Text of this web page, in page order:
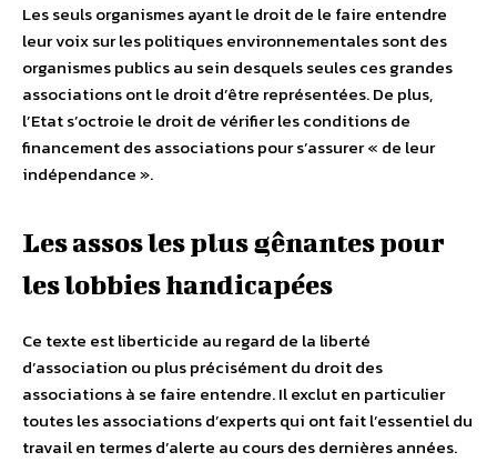
Les seuls organismes ayant le droit de le faire entendre
leur voix sur les politiques environnementales sont des
organismes publics au sein desquels seules ces grandes
associations ont le droit d’être représentées. De plus,
l’Etat s’octroie le droit de vérifier les conditions de
financement des associations pour s’assurer « de leur
indépendance ».
Les assos les plus gênantes pour
les lobbies handicapées
Ce texte est liberticide au regard de la liberté
d’association ou plus précisément du droit des
associations à se faire entendre. Il exclut en particulier
toutes les associations d’experts qui ont fait l’essentiel du
travail en termes d’alerte au cours des dernières années.